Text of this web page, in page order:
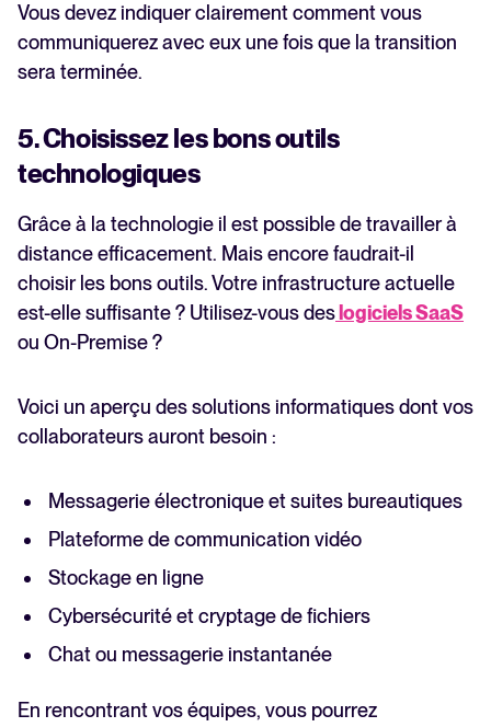
Vous devez indiquer clairement comment vous
communiquerez avec eux une fois que la transition
sera terminée.
5. Choisissez les bons outils
technologiques
Grâce à la technologie il est possible de travailler à
distance efficacement. Mais encore faudrait-il
choisir les bons outils. Votre infrastructure actuelle
est-elle suffisante ? Utilisez-vous des logiciels SaaS
ou On-Premise ?
Voici un aperçu des solutions informatiques dont vos
collaborateurs auront besoin :
Messagerie électronique et suites bureautiques
Plateforme de communication vidéo
Stockage en ligne
Cybersécurité et cryptage de fichiers
Chat ou messagerie instantanée
En rencontrant vos équipes, vous pourrez